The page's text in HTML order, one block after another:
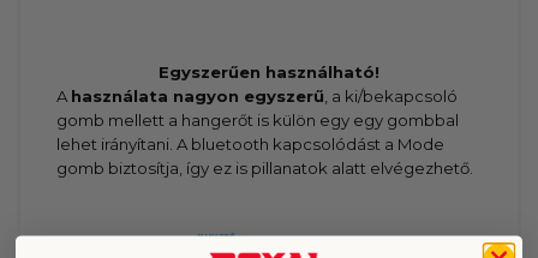
Egyszerűen használható!
A használata nagyon egyszerű , a ki/bekapcsoló
gomb mellett a hangerőt is külön egy egy gombbal
lehet irányítani. A bluetooth kapcsolódást a Mode
gomb biztosítja, így ez is pillanatok alatt elvégezhető.